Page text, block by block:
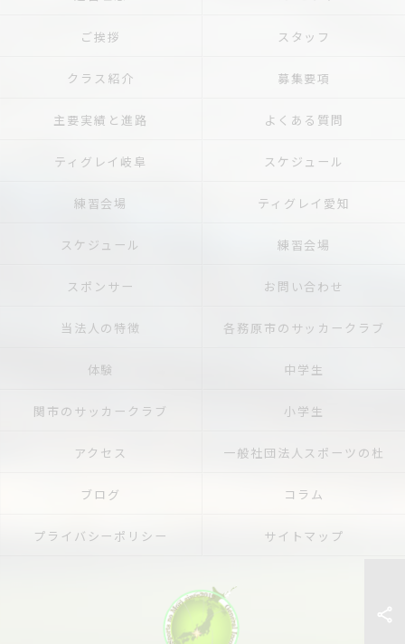
ご挨拶 スタッフ
クラス紹介 募集要項
主要実績と進路 よくある質問
ティグレイ岐阜 スケジュール
練習会場 ティグレイ愛知
スケジュール 練習会場
スポンサー お問い合わせ
当法人の特徴 各務原市のサッカークラブ
体験 中学生
関市のサッカークラブ 小学生
アクセス 一般社団法人スポーツの杜
ブログ コラム
プライバシーポリシー サイトマップ